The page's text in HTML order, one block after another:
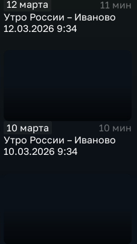
12 марта
11 мин
Утро России – Иваново
12.03.2026 9:34
10 марта
10 мин
Утро России – Иваново
10.03.2026 9:34